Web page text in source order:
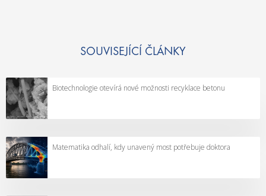
SOUVISEJÍCÍ ČLÁNKY
Biotechnologie otevírá nové možnosti recyklace betonu
Matematika odhalí, kdy unavený most potřebuje doktora